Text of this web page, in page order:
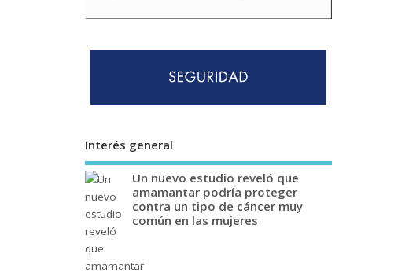
Interés general
Un nuevo estudio reveló que
amamantar podría proteger
contra un tipo de cáncer muy
común en las mujeres